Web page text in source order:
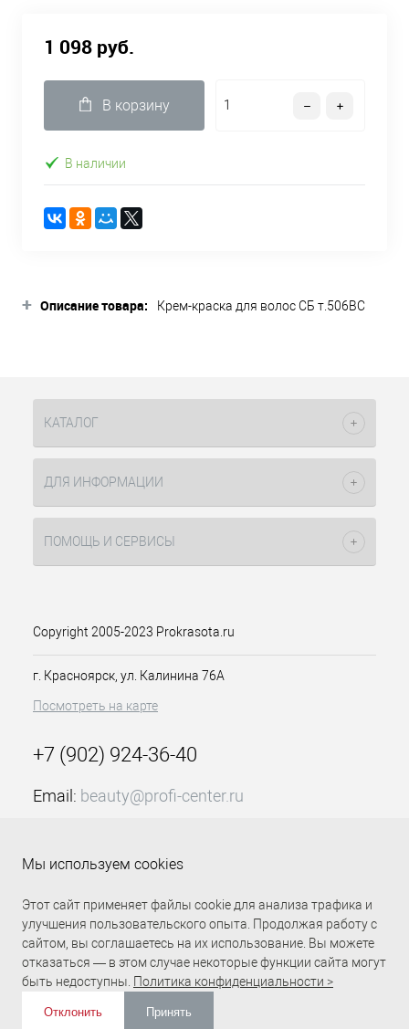
1 098 руб.
В корзину
В наличии
+ Описание товара:
Крем-краска для волос СБ т.506BC
Copper. Он предназначен для полного
проникающими в структуру седых
волос и заполняя полностью его.
Темный блондин коричнево-медный
90мл СоуКолор Бьюти Матрикс
технологий. ColorGrip – обеспечивает
равномерное распределение по всему
волос выровненная и достаточно
веществами. Поэтому была
использована технология Cera-Oil и
питание и укрепление керамидами
Особенности продукта:
100% закрашивания седины
В состав уходят ухаживающие
компоненты, придающие
волосам блеск
Прост в работе и дает быстрый
КАТАЛОГ
ДЛЯ ИНФОРМАЦИИ
ПОМОЩЬ И СЕРВИСЫ
Copyright 2005-2023 Prokrasota.ru
г. Красноярск, ул. Калинина 76А
Посмотреть на карте
+7 (902) 924-36-40
Email: beauty@profi-center.ru
Прямая связь Profi Center
Мы используем cookies
Этот сайт применяет файлы cookie для анализа трафика и
улучшения пользовательского опыта. Продолжая работу с
сайтом, вы соглашаетесь на их использование. Вы можете
отказаться — в этом случае некоторые функции сайта могут
быть недоступны. Политика конфиденциальности >
Отклонить Принять